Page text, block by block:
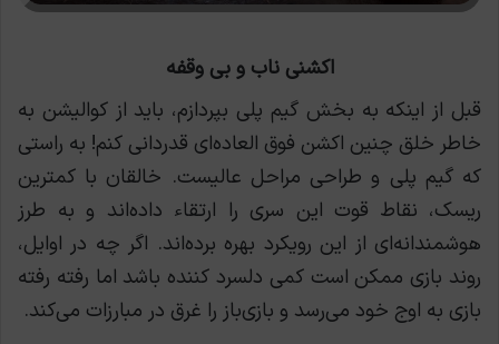
اکشنی ناب و بی وقفه
قبل از اینکه به بخش گیم پلی بپردازم، باید از کوالیشن به
خاطر خلق چنین اکشن فوق العاده‌ای قدردانی کنم! به راستی
که گیم پلی و طراحی مراحل عالیست. خالقان با کمترین
ریسک، نقاط قوت این سری را ارتقاء داده‌اند و به طرز
هوشمندانه‌ای از این رویکرد بهره برده‌اند. اگر چه در اوایل،
روند بازی ممکن است کمی دلسرد کننده باشد اما رفته رفته
بازی به اوج خود می‌رسد و بازی‌باز را غرق در مبارزات می‌کند.